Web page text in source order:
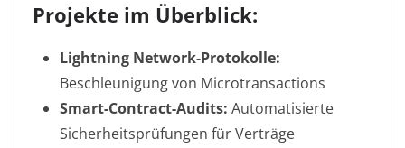
Projekte im Überblick:
Lightning Network-Protokolle:
Beschleunigung von Microtransactions
Smart-Contract-Audits: Automatisierte
Sicherheitsprüfungen für Verträge